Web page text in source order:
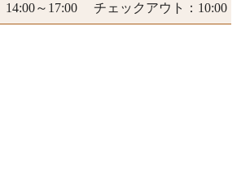
14:00～17:00 チェックアウト：10:00